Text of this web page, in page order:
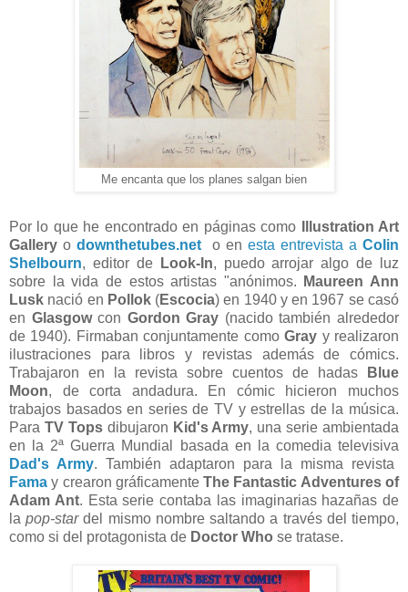
Me encanta que los planes salgan bien
Por lo que he encontrado en páginas como
Illustration Art
Gallery o downthetubes.net o en esta entrevista a Colin
Shelbourn, editor de Look-In, puedo arrojar algo de luz
sobre la vida de estos artistas "anónimos.
Maureen Ann
Lusk nació en Pollok (Escocia) en 1940 y en 1967 se casó
en Glasgowcon Gordon Gray (nacido también alrededor
de 1940). Firmaban conjuntamente comoGray y realizaron
ilustraciones para libros y revistas además de cómics.
Trabajaron en la revista sobre cuentos de hadas
Blue
Moon, de corta andadura. En cómic hicieron muchos
trabajos basados en series de TV y estrellas de la música.
Para TV Topsdibujaron Kid's Army, una serie ambientada
en la 2ª Guerra Mundial basada en la comedia televisiva
Dad's Army. También adaptaron para la misma revista
Fama y crearon gráficamenteThe Fantastic Adventures of
Adam Ant. Esta serie contaba las imaginarias hazañas de
lapop-stardel mismo nombre saltando a través del tiempo,
como si del protagonista de Doctor Who se tratase.